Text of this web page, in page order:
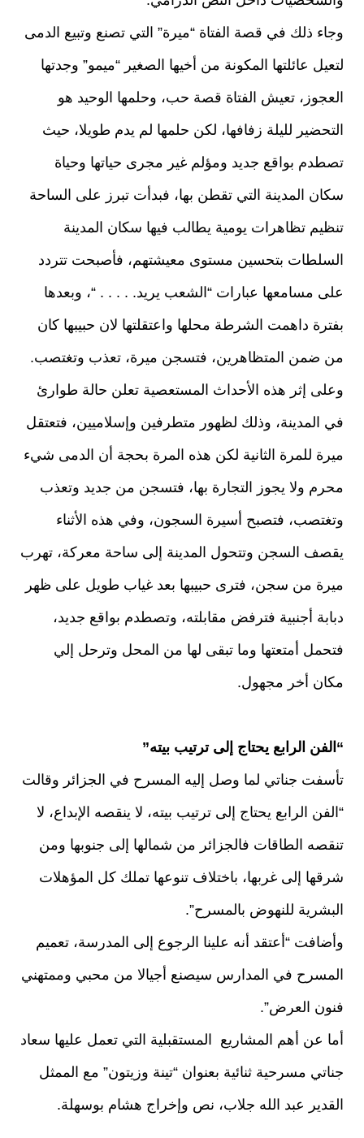
وجاء ذلك في قصة الفتاة “ميرة” التي تصنع وتبيع الدمى
لتعيل عائلتها المكونة من أخيها الصغير “ميمو” وجدتها
العجوز، تعيش الفتاة قصة حب، وحلمها الوحيد هو
التحضير لليلة زفافها، لكن حلمها لم يدم طويلا، حيث
تصطدم بواقع جديد ومؤلم غير مجرى حياتها وحياة
سكان المدينة التي تقطن بها، فبدأت تبرز على الساحة
تنظيم تظاهرات يومية يطالب فيها سكان المدينة
السلطات بتحسين مستوى معيشتهم، فأصبحت تتردد
على مسامعها عبارات “الشعب يريد. . . . . “، وبعدها
بفترة داهمت الشرطة محلها واعتقلتها لان حبيبها كان
من ضمن المتظاهرين، فتسجن ميرة، تعذب وتغتصب.
وعلى إثر هذه الأحداث المستعصية تعلن حالة طوارئ
في المدينة، وذلك لظهور متطرفين وإسلاميين، فتعتقل
ميرة للمرة الثانية لكن هذه المرة بحجة أن الدمى شيء
محرم ولا يجوز التجارة بها، فتسجن من جديد وتعذب
وتغتصب، فتصبح أسيرة السجون، وفي هذه الأثناء
يقصف السجن وتتحول المدينة إلى ساحة معركة، تهرب
ميرة من سجن، فترى حبيبها بعد غياب طويل على ظهر
دبابة أجنبية فترفض مقابلته، وتصطدم بواقع جديد،
فتحمل أمتعتها وما تبقى لها من المحل وترحل إلي
مكان أخر مجهول.
“الفن الرابع يحتاج إلى ترتيب بيته”
تأسفت جناتي لما وصل إليه المسرح في الجزائر وقالت
“الفن الرابع يحتاج إلى ترتيب بيته، لا ينقصه الإبداع، لا
تنقصه الطاقات فالجزائر من شمالها إلى جنوبها ومن
شرقها إلى غربها، باختلاف تنوعها تملك كل المؤهلات
البشرية للنهوض بالمسرح”.
وأضافت “أعتقد أنه علينا الرجوع إلى المدرسة، تعميم
المسرح في المدارس سيصنع أجيالا من محبي وممتهني
فنون العرض”.
أما عن أهم المشاريع المستقبلية التي تعمل عليها سعاد
جناتي مسرحية ثنائية بعنوان “تينة وزيتون” مع الممثل
القدير عبد الله جلاب، نص وإخراج هشام بوسهلة.